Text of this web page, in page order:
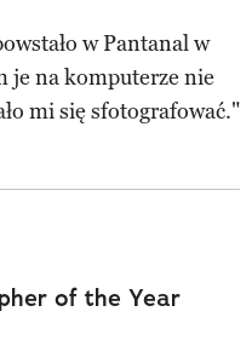
w Pantanal w
je na komputerze nie
mi się sfotografować."
of the Year